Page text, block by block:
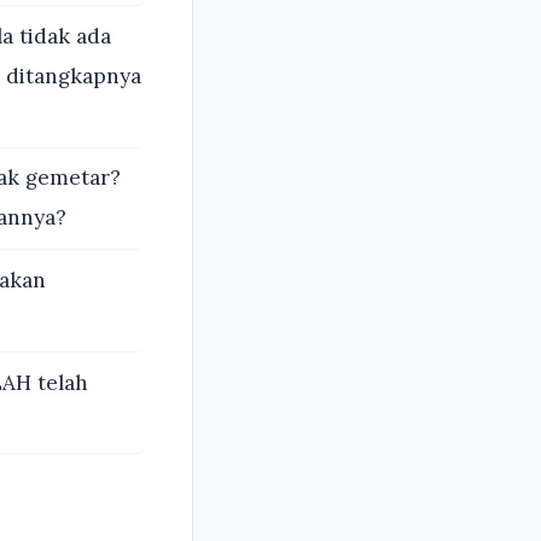
tidak ada
gemetar?
telah